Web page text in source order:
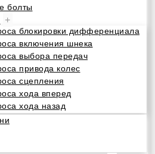
болты
+
блокировки дифференциала
включения шнека
выбора передач
привода колес
сцепления
хода вперед
хода назад